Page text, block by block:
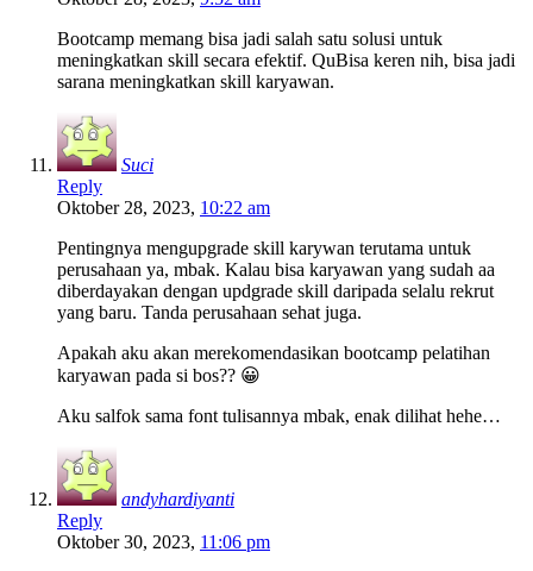
Bootcamp memang bisa jadi salah satu solusi untuk
meningkatkan skill secara efektif. QuBisa keren nih, bisa jadi
sarana meningkatkan skill karyawan.
Suci
Reply
Oktober 28, 2023, 10:22 am
Pentingnya mengupgrade skill karywan terutama untuk
perusahaan ya, mbak. Kalau bisa karyawan yang sudah aa
diberdayakan dengan updgrade skill daripada selalu rekrut
yang baru. Tanda perusahaan sehat juga.
Apakah aku akan merekomendasikan bootcamp pelatihan
karyawan pada si bos?? 😀
Aku salfok sama font tulisannya mbak, enak dilihat hehe…
andyhardiyanti
Reply
Oktober 30, 2023, 11:06 pm